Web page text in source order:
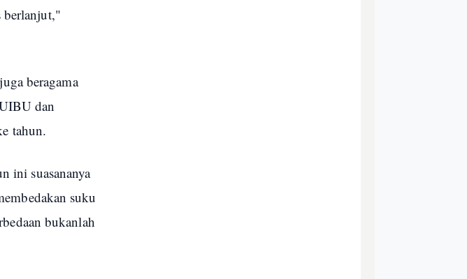
berlanjut,"
beragama
dan
tahun.
ini suasananya
suku
bukanlah